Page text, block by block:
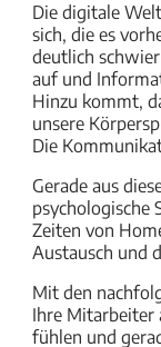
Die digitale
sich, die es
deutlich
auf und
Hinzu kommt,
unsere
Die
Gerade aus
psychologische
Zeiten von
Austausch und
Mit den
Ihre Mitarbeiter
fühlen und